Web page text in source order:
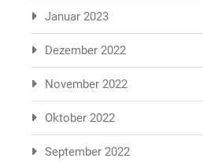
Januar 2023
Dezember 2022
November 2022
Oktober 2022
September 2022